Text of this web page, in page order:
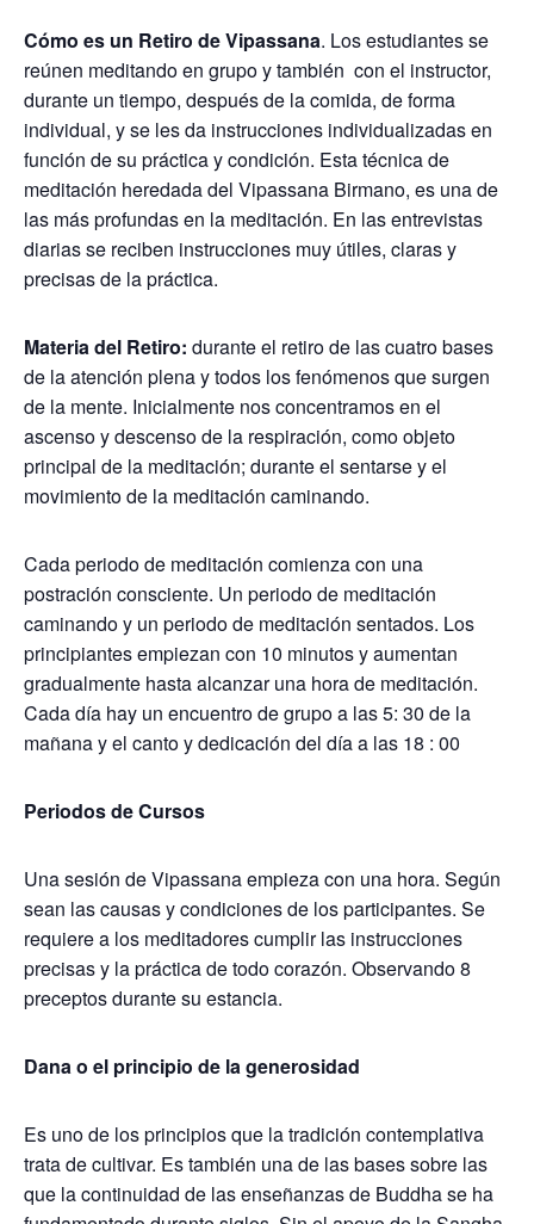
Cómo es un Retiro de Vipassana. Los estudiantes se
reúnen meditando en grupo y también con el instructor,
durante un tiempo, después de la comida, de forma
individual, y se les da instrucciones individualizadas en
función de su práctica y condición. Esta técnica de
meditación heredada del Vipassana Birmano, es una de
las más profundas en la meditación. En las entrevistas
diarias se reciben instrucciones muy útiles, claras y
precisas de la práctica.
Materia del Retiro: durante el retiro de las cuatro bases
de la atención plena y todos los fenómenos que surgen
de la mente. Inicialmente nos concentramos en el
ascenso y descenso de la respiración, como objeto
principal de la meditación; durante el sentarse y el
movimiento de la meditación caminando.
Cada periodo de meditación comienza con una
postración consciente. Un periodo de meditación
caminando y un periodo de meditación sentados. Los
principiantes empiezan con 10 minutos y aumentan
gradualmente hasta alcanzar una hora de meditación.
Cada día hay un encuentro de grupo a las 5: 30 de la
mañana y el canto y dedicación del día a las 18 : 00
Periodos de Cursos
Una sesión de Vipassana empieza con una hora. Según
sean las causas y condiciones de los participantes. Se
requiere a los meditadores cumplir las instrucciones
precisas y la práctica de todo corazón. Observando 8
preceptos durante su estancia.
Dana o el principio de la generosidad
Es uno de los principios que la tradición contemplativa
trata de cultivar. Es también una de las bases sobre las
que la continuidad de las enseñanzas de Buddha se ha